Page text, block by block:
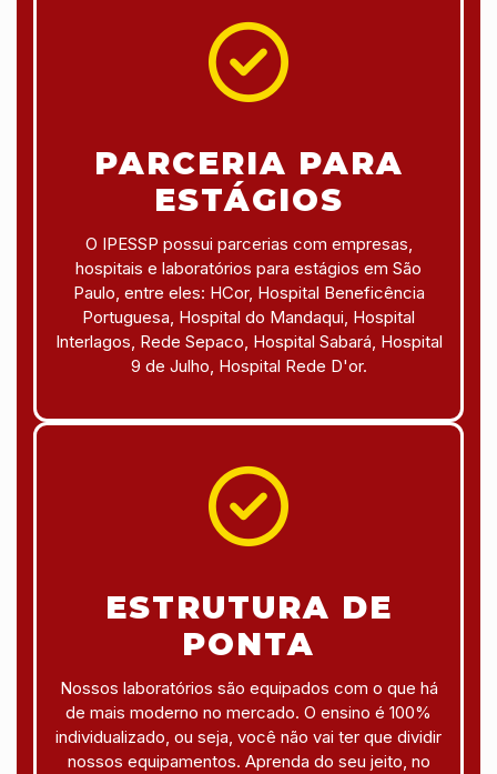
PARCERIA PARA
ESTÁGIOS
O IPESSP possui parcerias com empresas,
hospitais e laboratórios para estágios em São
Paulo, entre eles: HCor, Hospital Beneficência
Portuguesa, Hospital do Mandaqui, Hospital
Interlagos, Rede Sepaco, Hospital Sabará, Hospital
9 de Julho, Hospital Rede D'or.
ESTRUTURA DE
PONTA
Nossos laboratórios são equipados com o que há
de mais moderno no mercado. O ensino é 100%
individualizado, ou seja, você não vai ter que dividir
nossos equipamentos. Aprenda do seu jeito, no